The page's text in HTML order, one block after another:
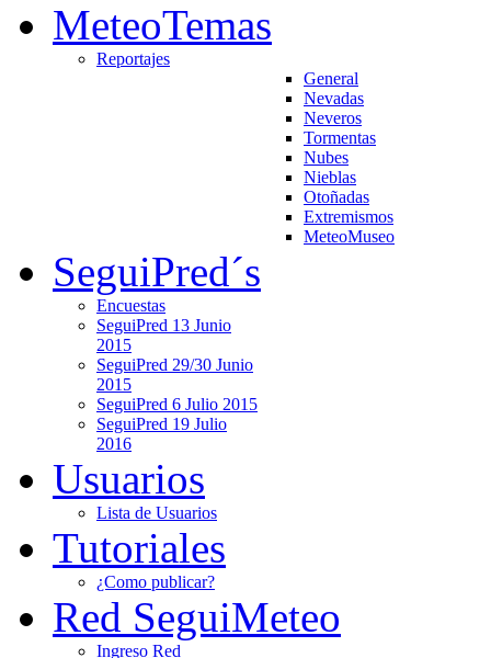
MeteoTemas
Reportajes
General
Nevadas
Neveros
Tormentas
Nubes
Nieblas
Otoñadas
Extremismos
MeteoMuseo
SeguiPred´s
Encuestas
SeguiPred 13 Junio
2015
SeguiPred 29/30 Junio
2015
SeguiPred 6 Julio 2015
SeguiPred 19 Julio
2016
Usuarios
Lista de Usuarios
Tutoriales
¿Como publicar?
Red SeguiMeteo
Ingreso Red